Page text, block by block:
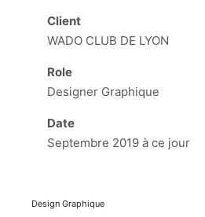
Client
WADO CLUB DE LYON
Role
Designer Graphique
Date
Septembre 2019 à ce jour
Design Graphique